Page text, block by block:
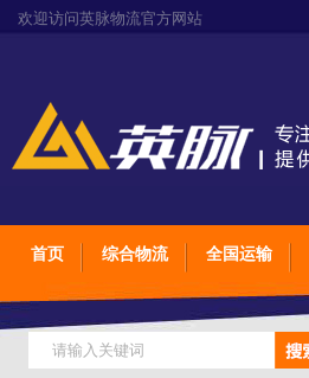
欢迎访问英脉物流官方网站
首页 综合物流 全国运输